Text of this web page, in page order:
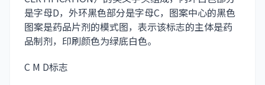
是字母D，外环黑色部分是字母C，图案中心的黑色
图案是药品片剂的模式图，表示该标志的主体是药
品制剂，印刷颜色为绿底白色。
C M D标志